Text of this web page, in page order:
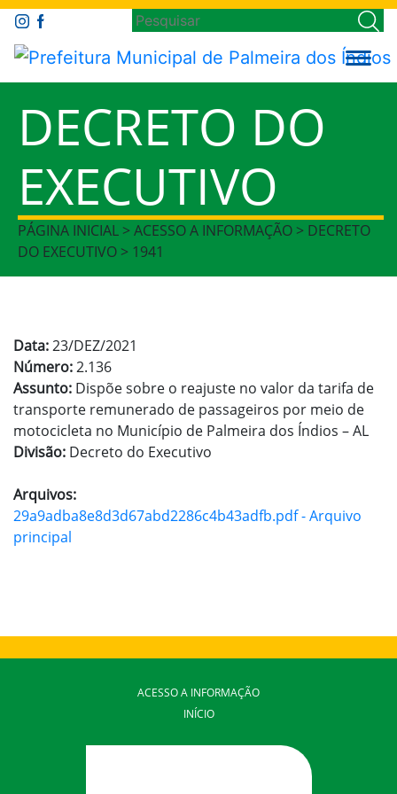
DECRETO DO
EXECUTIVO
PÁGINA INICIAL > ACESSO A INFORMAÇÃO > DECRETO
DO EXECUTIVO > 1941
Data:23/DEZ/2021
Número:2.136
Assunto: Dispõe sobre o reajuste no valor da tarifa de
transporte remunerado de passageiros por meio de
motocicleta no Município de Palmeira dos Índios – AL
Divisão: Decreto do Executivo
Arquivos:
29a9adba8e8d3d67abd2286c4b43adfb.pdf - Arquivo
principal
ACESSO A INFORMAÇÃO
INÍCIO